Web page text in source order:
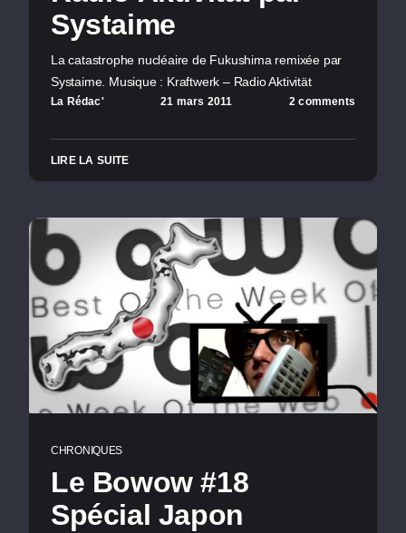
Systaime
La catastrophe nucléaire de Fukushima remixée par
Systaime. Musique : Kraftwerk – Radio Aktivität
La Rédac' 21 mars 2011 2 comments
LIRE LA SUITE
CHRONIQUES
Le Bowow #18
Spécial Japon